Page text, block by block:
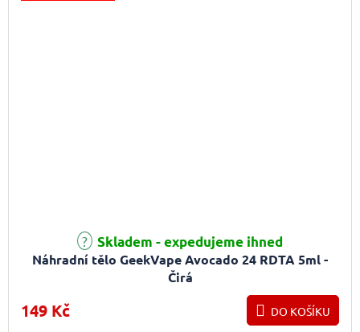
Náhradní tělo GeekVape Avocado 24 RDTA 5ml -
Čirá
Skladem - expedujeme ihned
149 Kč DO KOŠÍKU